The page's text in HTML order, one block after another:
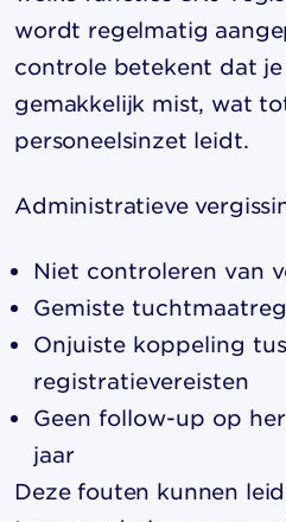
wordt regelmatig
controle betekent dat
gemakkelijk mist, wat
personeelsinzet leidt.
Administratieve
Niet controleren van
Gemiste
Onjuiste koppeling
registratievereisten
Geen follow-up op
jaar
Deze fouten kunnen